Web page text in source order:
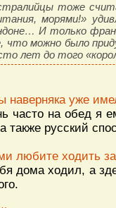
тоже
морями!»
И только
что можно было
лет до того
наверняка уже
часто на обед я
также русский
любите ходить
дома ходил, а